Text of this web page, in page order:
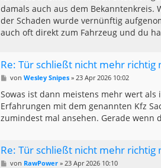
r
a
g
damals auch aus dem Bekanntenkreis.
der Schaden wurde vernünftig
auch oft direkt zum Fahrzeug und du
Re: Tür schließt nicht mehr richtig
B
i
t
r
a
g
von Wesley Snipes» 23 Apr 2026 10:02
Sowas ist dann meistens mehr wert
Erfahrungen mit dem genannten Kfz
zumindest mal ansehen. Gerade
Re: Tür schließt nicht mehr richtig
Bvon RawPower» 23 Apr 2026 10:10